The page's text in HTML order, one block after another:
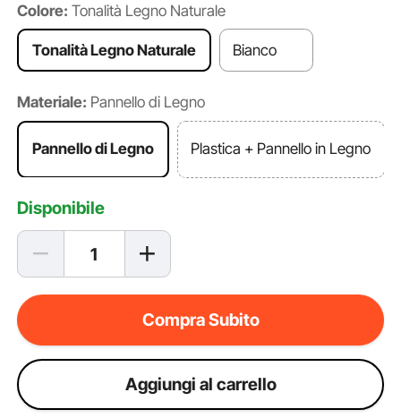
Colore: Tonalità Legno Naturale
Tonalità Legno Naturale Bianco
Materiale: Pannello di Legno
Pannello di Legno Plastica + Pannello in Legno
Disponibile
Compra Subito
Aggiungi al carrello